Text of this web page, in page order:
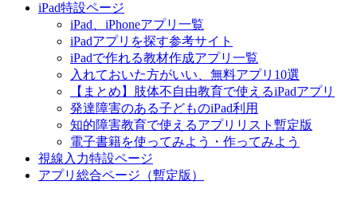
iPad特設ページ
iPad、iPhoneアプリ一覧
iPadアプリを探す参考サイト
iPadで作れる教材作成アプリ一覧
入れておいた方がいい、無料アプリ10選
【まとめ】肢体不自由教育で使えるiPadアプリ
発達障害のある子どものiPad利用
知的障害教育で使えるアプリリスト暫定版
電子書籍を使ってみよう・作ってみよう
視線入力特設ページ
アプリ総合ページ（暫定版）